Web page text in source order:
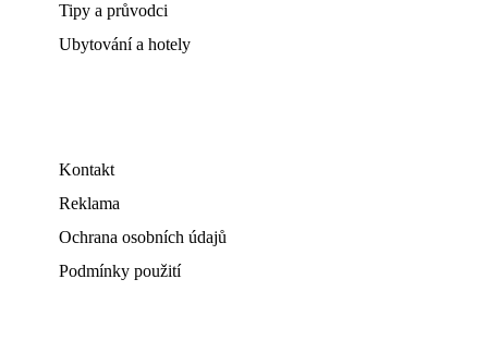
Tipy a průvodci
Ubytování a hotely
Kontakt
Reklama
Ochrana osobních údajů
Podmínky použití